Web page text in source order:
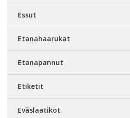
Essut
Etanahaarukat
Etanapannut
Etiketit
Eväslaatikot